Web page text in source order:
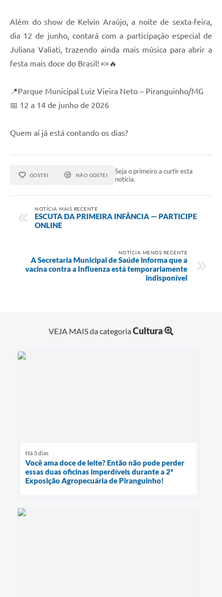
Além do show de Kelvin Araújo, a noite de sexta-feira,
dia 12 de junho, contará com a participação especial de
Juliana Valiati, trazendo ainda mais música para abrir a
festa mais doce do Brasil! 🍬🔥
📍Parque Municipal Luiz Vieira Neto – Piranguinho/MG
📅 12 a 14 de junho de 2026
Quem aí já está contando os dias?
GOSTEI NÃO GOSTEI
Seja o primeiro a curtir esta
notícia.
NOTÍCIA MAIS RECENTE
ESCUTA DA PRIMEIRA INFÂNCIA — PARTICIPE
ONLINE
NOTÍCIA MENOS RECENTE
A Secretaria Municipal de Saúde informa que a
vacina contra a Influenza está temporariamente
indisponível
VEJA MAIS da categoriaCultura
Há 3 dias
Você ama doce de leite? Então não pode perder
essas duas oficinas imperdíveis durante a 2ª
Exposição Agropecuária de Piranguinho!